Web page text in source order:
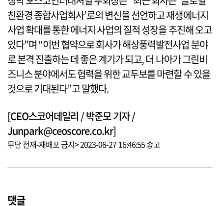
친환경 종합사업회사’로의 변신을 선언하고 재생에너지
사업 확대를 통한 에너지 사업의 질적 성장을 추진해 오고
있다”며 “이번 협약으로 회사가 해상풍력발전사업 분야
로 본격 진출하는 데 좋은 계기가 되고, 더 나아가 그린비
즈니스 분야에서도 협력을 위한 교두보를 마련할 수 있을
것으로 기대된다”고 말했다.
[CEO스코어데일리 / 박준모 기자 /
Junpark@ceoscore.co.kr]
무단 전재-재배포 금지> 2023-06-27 16:46:55 송고
댓글